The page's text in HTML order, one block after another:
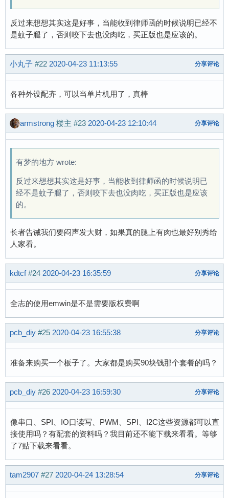
反过来想想其实这是好事，当能收到律师函的时候说明已经不
是蚊子腿了，否则咬下去也没肉吃，买正版也是应该的。
小丸子 #22 2020-04-23 11:13:55 分享评论
各种外设配齐，可以当单片机用了，真棒
armstrong 楼主 #23 2020-04-23 12:10:44 分享评论
有梦的地方 wrote:
反过来想想其实这是好事，当能收到律师函的时候说明已
经不是蚊子腿了，否则咬下去也没肉吃，买正版也是应该
的。
长者告诫我们要闷声发大财，如果真的腿上有肉也最好别秀给
人家看。
kdtcf #24 2020-04-23 16:35:59 分享评论
全志的使用emwin是不是需要版权费啊
pcb_diy #25 2020-04-23 16:55:38 分享评论
准备来购买一个板子了。大家都是购买90块钱那个套餐的吗？
pcb_diy #26 2020-04-23 16:59:30 分享评论
像串口、SPI、IO口读写、PWM、SPI、I2C这些资源都可以直
接使用吗？有配套的资料吗？我目前还不能下载来看看。等够
了7贴下载来看看。
tam2907 #27 2020-04-24 13:28:54 分享评论